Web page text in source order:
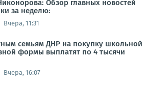
Обзор главных новостей
за неделю:
Вчера, 11:31
семьям ДНР на покупку школьной
формы выплатят по 4 тысячи
Вчера, 16:07